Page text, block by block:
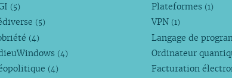
(5)
(5)
(4)
(4)
(4)
Plateformes (1)
VPN (1)
Langage de
Ordinateur
Facturation